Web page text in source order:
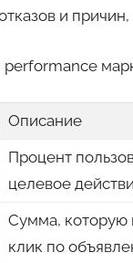
и
Описание
Процент
целевое
Сумма, которую
клик по